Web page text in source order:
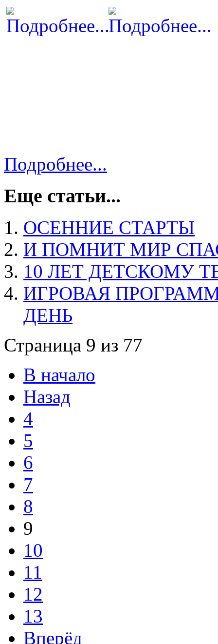
Подробнее...
Еще статьи...
ОСЕННИЕ СТАРТЫ
И ПОМНИТ МИР
10 ЛЕТ ДЕТСКОМУ
ИГРОВАЯ
ДЕНЬ
Страница 9 из 77
В начало
Назад
4
5
6
7
8
9
10
11
12
13
Вперёд